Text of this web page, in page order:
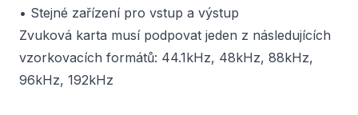
• Stejné zařízení pro vstup a výstup
Zvuková karta musí podpovat jeden z následujících
vzorkovacích formátů: 44.1kHz, 48kHz, 88kHz,
96kHz, 192kHz